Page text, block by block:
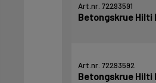
Art.nr. 72293591
Betongskrue Hilti
Art.nr. 72293592
Betongskrue Hilti